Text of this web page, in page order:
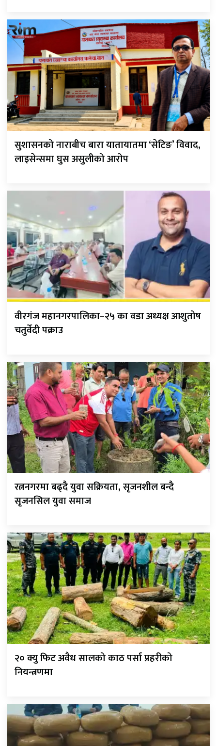
सुशासनको नाराबीच बारा यातायातमा ‘सेटिङ’ विवाद,
लाइसेन्समा घुस असुलीको आरोप
वीरगंज महानगरपालिका–२५ का वडा अध्यक्ष आशुतोष
चतुर्वेदी पक्राउ
रत्ननगरमा बढ्दै युवा सक्रियता, सृजनशील बन्दै
सृजनसिल युवा समाज
२० क्यु फिट अवैध सालको काठ पर्सा प्रहरीको
नियन्त्रणमा